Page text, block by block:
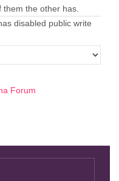
the other has.
disabled public write
Forum